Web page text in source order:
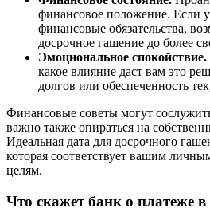
финансовое положение. Если у
финансовые обязательства,
досрочное гашение до более
Эмоциональное спокойствие.
какое влияние даст вам это
долгов или обеспеченность
Финансовые советы могут
важно также опираться на
Идеальная дата для досрочного
которая соответствует вашим
целям.
Что скажет банк о платеже в